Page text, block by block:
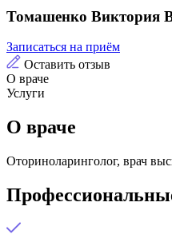
Томашенко Виктория
Записаться на приём
Оставить отзыв
О враче
Услуги
О враче
Оториноларинголог, врач